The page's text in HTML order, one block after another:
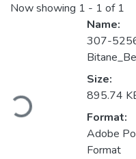
Now showing 1 - 1 of 1
Loading...
Name:
307-
Size:
895.74
Format:
Adobe
Format